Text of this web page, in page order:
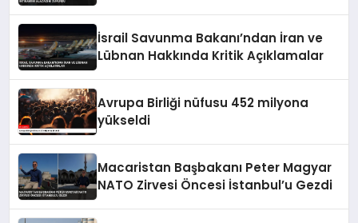
İsrail Savunma Bakanı’ndan İran ve
Lübnan Hakkında Kritik Açıklamalar
Avrupa Birliği nüfusu 452 milyona
yükseldi
Macaristan Başbakanı Peter Magyar
NATO Zirvesi Öncesi İstanbul’u Gezdi